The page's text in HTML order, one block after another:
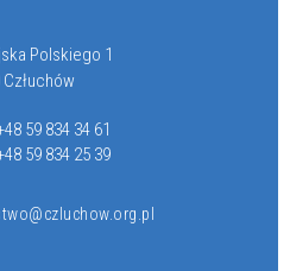
Polskiego 1
Człuchów
59 834 34 61
59 834 25 39